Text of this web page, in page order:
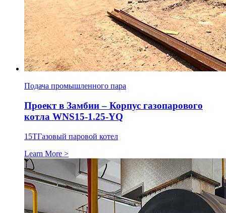
Подача промышленного пара
Проект в Замбии – Корпус газопарового
котла WNS15-1.25-YQ
15ТГазовый паровой котел
Learn More >